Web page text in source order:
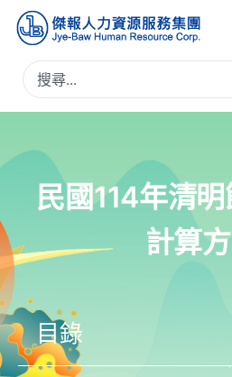
民國114年清
計算
目錄